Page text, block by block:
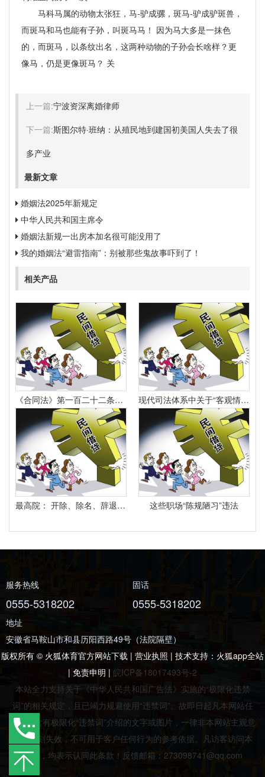
马科马属的动物太张狂，马-驴成骡，斑马-驴成驴斑兽，
而斑马和马也能有子孙，叫斑马马！ 因为马大多是一抹色
的，而斑马，以条纹出名，这两种动物的子孙会长啥样？更
像马，仍是更像斑马？ 关
上一篇:宁波资深离婚律师
下一篇:斯图尔特·班纳：从殖民地到建国初美国人失去了很
多产业
最新文章
婚姻法2025年新规定
中华人民共和国主席令
婚姻法新规一出房本加名很可能没用了
我的婚姻法“避雷指南”：别被那些鬼故事吓到了！
相关产品
《合同法》第一百二十二条规定：“因当事人一方的违约行为侵害对方人身、财产权益的受损害方有权选择依照本法要求其承担违约责任或者依照其他法律要求其承担侵权责任。 现代司法体系中关于“客观情况出现重大变化”的法律规定有哪些
最高院： 开除、除名、辞退与解除劳动合同之间有什么区别？ 这些职场“陈规陋习”违法
服务热线
0555-5318202
固话
0555-5318202
地址
安徽省马鞍山市和县历阳西路49号（法院隔壁）
版权所有 © 火狐体育官方网站下载 | 营业执照 | 技术支持： 火狐app全站
| 免责申明 | 皖ICP备18017493号-2
本站全力支持关于《中华人民共和国广告法》实施的“极限化违禁
词”的相关规定，且已竭力规避使用“违禁词”。故即日起凡本网站任
意页面含有极限化“违禁词”介绍的文字或图片，一律非本网站主观意
愿并即刻失效，不可用于客户任何行为的参考依据。凡访客访问本
网站，均表示认同此条款！反馈邮箱：273098741@qq.com